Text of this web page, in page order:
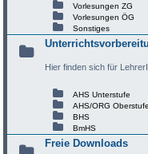
Vorlesungen ZG
Vorlesungen ÖG
Sonstiges
Hier finden sich für
AHS Unterstufe
AHS/ORG Oberstufe
BHS
BmHS
Freie Downloads